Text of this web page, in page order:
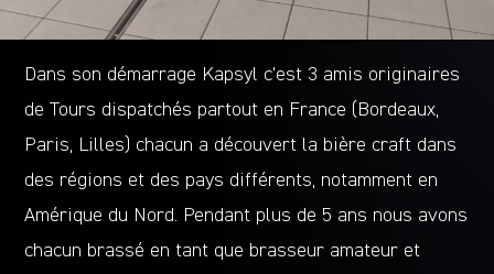
Dans son démarrage Kapsyl c’est 3 amis originaires
de Tours dispatchés partout en France (Bordeaux,
Paris, Lilles) chacun a découvert la bière craft dans
des régions et des pays différents, notamment en
Amérique du Nord. Pendant plus de 5 ans nous avons
chacun brassé en tant que brasseur amateur et